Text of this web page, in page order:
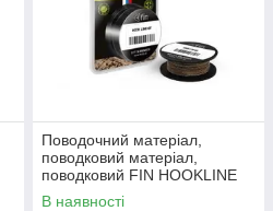
Поводочний матеріал,
поводковий матеріал,
поводковий FIN HOOKLINE
6K 20m / muddy (бруд) 35Lb
В наявності